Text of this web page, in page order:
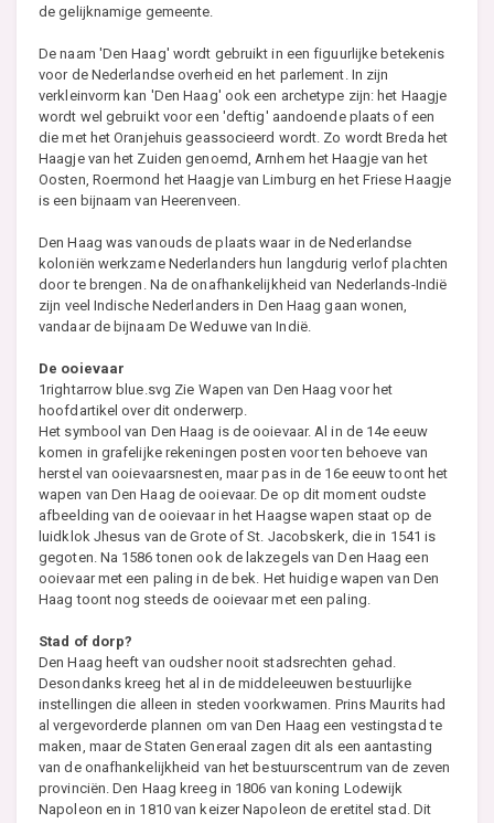
de gelijknamige gemeente.
De naam 'Den Haag' wordt gebruikt in een figuurlijke betekenis
voor de Nederlandse overheid en het parlement. In zijn
verkleinvorm kan 'Den Haag' ook een archetype zijn: het Haagje
wordt wel gebruikt voor een 'deftig' aandoende plaats of een
die met het Oranjehuis geassocieerd wordt. Zo wordt Breda het
Haagje van het Zuiden genoemd, Arnhem het Haagje van het
Oosten, Roermond het Haagje van Limburg en het Friese Haagje
is een bijnaam van Heerenveen.
Den Haag was vanouds de plaats waar in de Nederlandse
koloniën werkzame Nederlanders hun langdurig verlof plachten
door te brengen. Na de onafhankelijkheid van Nederlands-Indië
zijn veel Indische Nederlanders in Den Haag gaan wonen,
vandaar de bijnaam De Weduwe van Indië.
De ooievaar
1rightarrow blue.svg Zie Wapen van Den Haag voor het
hoofdartikel over dit onderwerp.
Het symbool van Den Haag is de ooievaar. Al in de 14e eeuw
komen in grafelijke rekeningen posten voor ten behoeve van
herstel van ooievaarsnesten, maar pas in de 16e eeuw toont het
wapen van Den Haag de ooievaar. De op dit moment oudste
afbeelding van de ooievaar in het Haagse wapen staat op de
luidklok Jhesus van de Grote of St. Jacobskerk, die in 1541 is
gegoten. Na 1586 tonen ook de lakzegels van Den Haag een
ooievaar met een paling in de bek. Het huidige wapen van Den
Haag toont nog steeds de ooievaar met een paling.
Stad of dorp?
Den Haag heeft van oudsher nooit stadsrechten gehad.
Desondanks kreeg het al in de middeleeuwen bestuurlijke
instellingen die alleen in steden voorkwamen. Prins Maurits had
al vergevorderde plannen om van Den Haag een vestingstad te
maken, maar de Staten Generaal zagen dit als een aantasting
van de onafhankelijkheid van het bestuurscentrum van de zeven
provinciën. Den Haag kreeg in 1806 van koning Lodewijk
Napoleon en in 1810 van keizer Napoleon de eretitel stad. Dit